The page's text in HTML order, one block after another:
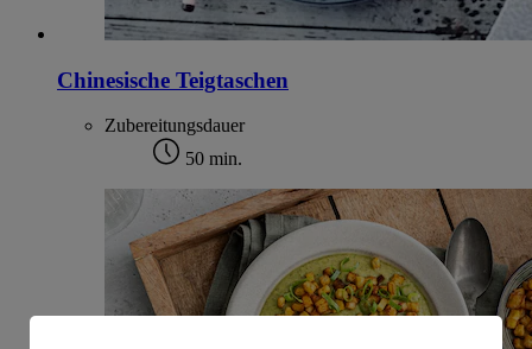
Chinesische Teigtaschen
Zubereitungsdauer
50 min.